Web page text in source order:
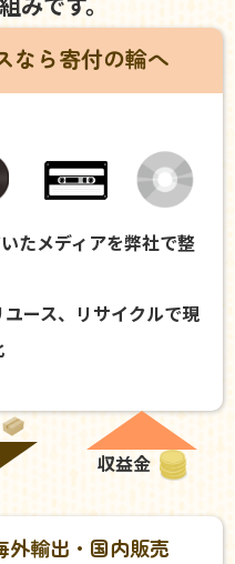
なら寄付の輪へ
ディアを弊社で整
ース、リサイクルで現
収益金
外輸出・国内販売